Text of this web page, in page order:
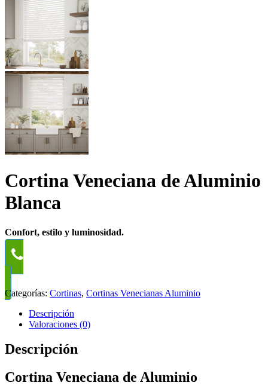
Cortina Veneciana de Aluminio
Blanca
Confort, estilo y luminosidad.
Categorías: Cortinas, Cortinas Venecianas Aluminio
Descripción
Valoraciones (0)
Descripción
Cortina Veneciana de Aluminio